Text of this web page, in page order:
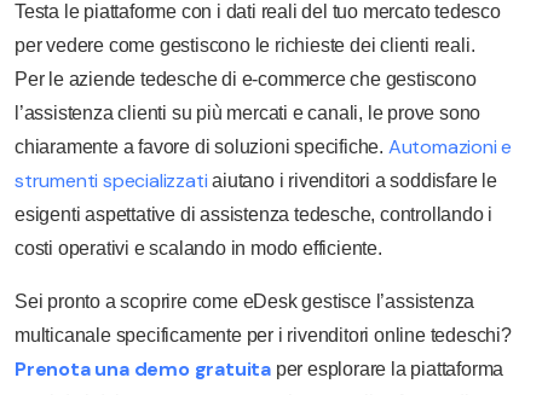
Testa le piattaforme con i dati reali del tuo mercato tedesco
per vedere come gestiscono le richieste dei clienti reali.
Per le aziende tedesche di e-commerce che gestiscono
l’assistenza clienti su più mercati e canali, le prove sono
chiaramente a favore di soluzioni specifiche. Automazioni e
strumenti specializzati aiutano i rivenditori a soddisfare le
esigenti aspettative di assistenza tedesche, controllando i
costi operativi e scalando in modo efficiente.
Sei pronto a scoprire come eDesk gestisce l’assistenza
multicanale specificamente per i rivenditori online tedeschi?
Prenota una demo gratuita per esplorare la piattaforma